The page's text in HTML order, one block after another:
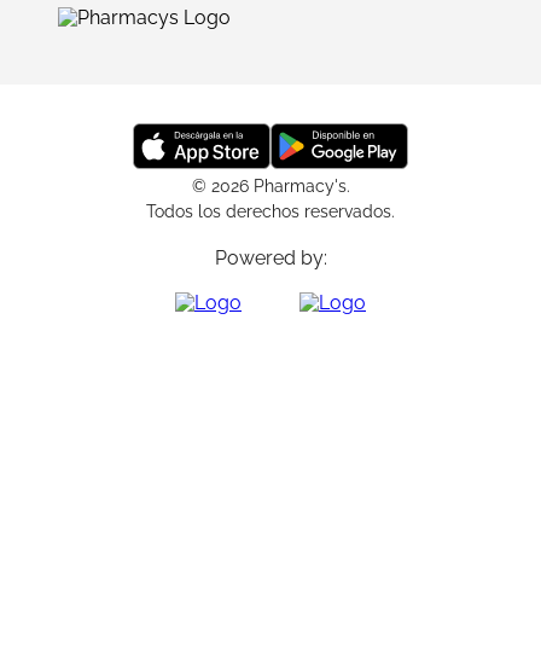
© 2026 Pharmacy's.
Todos los derechos reservados.
Powered by: